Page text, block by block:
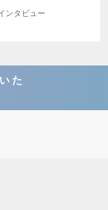
ンタビュー
た